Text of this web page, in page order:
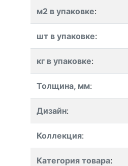
м2 в упаковке:
шт в упаковке:
кг в упаковке:
Толщина, мм:
Дизайн:
Коллекция:
Категория товара: